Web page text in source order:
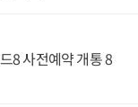
8 사전예약 개통 8